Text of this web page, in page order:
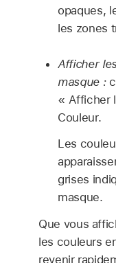
opaques,
les zones
Afficher
masque :
« Afficher
Couleur.
Les
grises
masque.
Que vous
les couleurs
revenir